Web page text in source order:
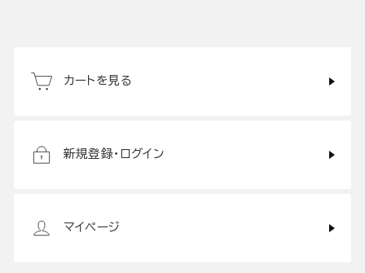
カートを見る
新規登録・ログイン
マイページ